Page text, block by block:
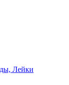
Лейки